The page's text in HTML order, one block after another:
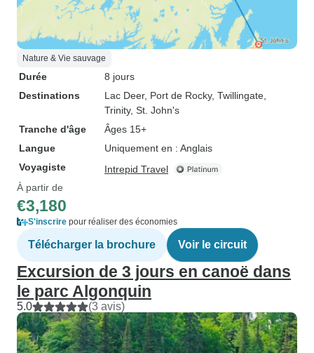
Nature & Vie sauvage
Durée
8 jours
Destinations
Lac Deer, Port de Rocky, Twillingate
Trinity, St. John's
Tranche d'âge
Âges 15+
Langue
Uniquement en : Anglais
Voyagiste
Intrepid Travel
À partir de
€3,180
S'inscrire pour réaliser des économies
Télécharger la brochure Voir le circuit
Excursion de 3 jours en canoë dans
le parc Algonquin
5.0 (3 avis)